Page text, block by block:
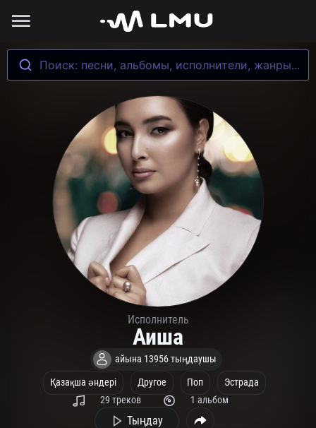
Поиск: песни, альбомы, исполнители, жанры...
Исполнитель
Аиша
айына 13956 тыңдаушы
Қазақша әндері
Другое Поп
Эстрада
29 треков
1 альбом
Тыңдау